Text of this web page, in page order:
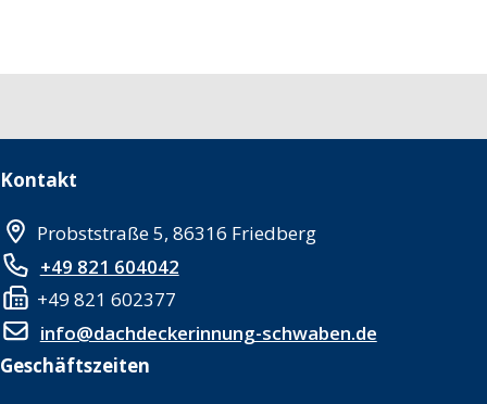
Kontakt
Probststraße 5, 86316 Friedberg
+49 821 604042
+49 821 602377
info@dachdeckerinnung-schwaben.de
Geschäftszeiten